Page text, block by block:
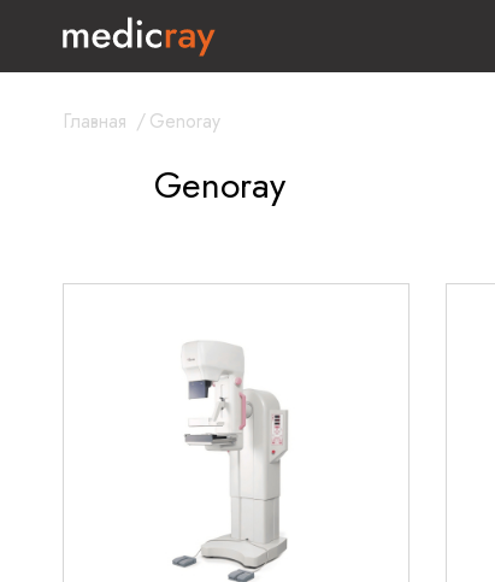
Главная /Genoray
Genoray